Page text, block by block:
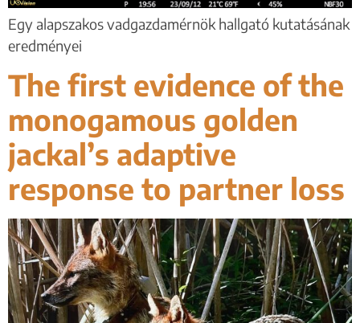
Egy alapszakos vadgazdamérnök hallgató kutatásának
eredményei
The first evidence of the
monogamous golden
jackal’s adaptive
response to partner loss